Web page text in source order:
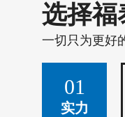
选择福
一切只为更好
01
实力